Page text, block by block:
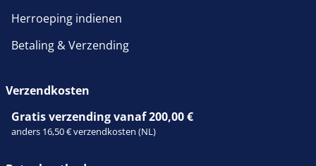
Herroeping indienen
Betaling & Verzending
Verzendkosten
Gratis verzending vanaf 200,00 €
anders 16,50 € verzendkosten (NL)